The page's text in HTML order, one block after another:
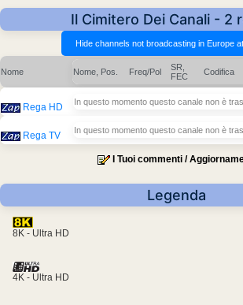
Il Cimitero Dei Canali - 2
Nome Nome, Pos. Freq/Pol
SR,
FEC
Codifica
Rega HD In questo momento questo canale non è
Rega TV In questo momento questo canale non è
I Tuoi commenti /
Legenda
8K - Ultra HD
4K - Ultra HD